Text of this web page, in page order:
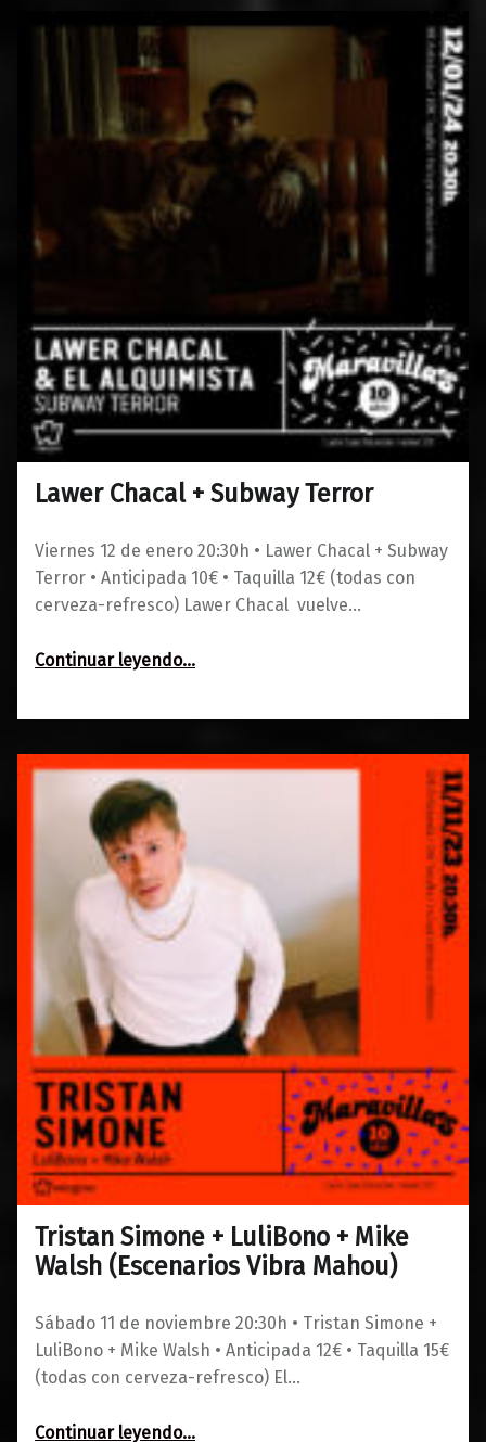
Lawer Chacal + Subway Terror
Viernes 12 de enero 20:30h • Lawer Chacal + Subway
Terror • Anticipada 10€ • Taquilla 12€ (todas con
cerveza-refresco) Lawer Chacal vuelve…
Continuar leyendo…
13/12/2023
0
Maravillas
Tristan Simone + LuliBono + Mike
Walsh (Escenarios Vibra Mahou)
Sábado 11 de noviembre 20:30h • Tristan Simone +
LuliBono + Mike Walsh • Anticipada 12€ • Taquilla 15€
(todas con cerveza-refresco) El…
Continuar leyendo“Tristan Simone + LuliBono + Mike Walsh (Escenarios Vibra Mahou)”
…
10/10/20230
Maravillas